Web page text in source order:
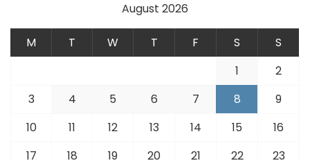
August 2026
M T W T F S
S
1
2
3
4 5 6 7 8
9
10
11 12 13 14 15
16
17
18 19 20 21 22
23